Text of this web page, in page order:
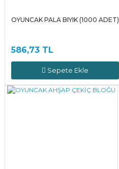
OYUNCAK PALA BIYIK (1000 ADET)
586,73 TL
Sepete Ekle